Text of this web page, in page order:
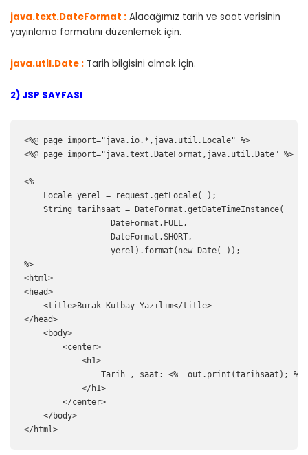
java.text.DateFormat : Alacağımız tarih ve saat verisinin
yayınlama formatını düzenlemek için.
java.util.Date : Tarih bilgisini almak için.
2) JSP SAYFASI
<%@ page import="java.io.*,java.util.Locale" %>
<%@ page import="java.text.DateFormat,java.util.Date" %>
<%
    Locale yerel = request.getLocale( );
    String tarihsaat = DateFormat.getDateTimeInstance(
                  DateFormat.FULL,
                  DateFormat.SHORT,
                  yerel).format(new Date( ));
%>
<html>
<head>
    <title>Burak Kutbay Yazılım</title>
</head>
    <body>
        <center>
            <h1>
                Tarih , saat: <%  out.print(tarihsaat); %>
            </h1>
        </center>
    </body>
</html>